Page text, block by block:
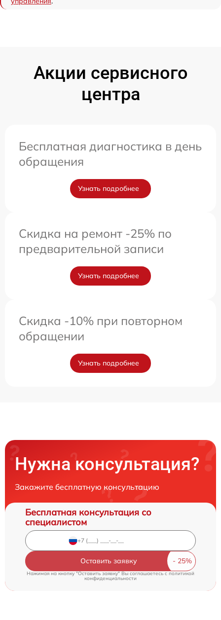
Акции сервисного
центра
Бесплатная диагностика в день
обращения
Узнать подробнее
Скидка на ремонт -25% по
предварительной записи
Узнать подробнее
Скидка -10% при повторном
обращении
Узнать подробнее
Нужна консультация?
Закажите бесплатную консультацию
Бесплатная консультация со
специалистом
Оставить заявку
Нажимая на кнопку "Оставить заявку" Вы соглашаетесь cполитикой
конфиденциальности